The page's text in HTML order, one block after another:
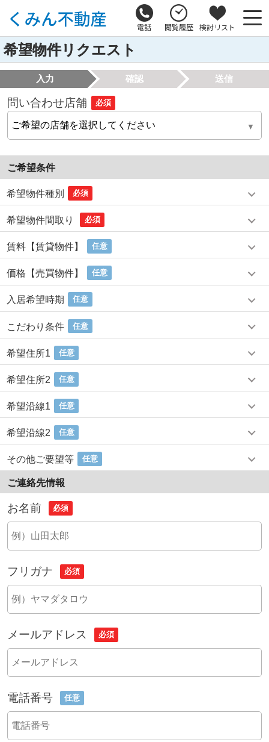
電話 閲覧履歴 検討リスト
希望物件リクエスト
入力 確認 送信
問い合わせ店舗 必須
ご希望条件
希望物件種別 必須
希望物件間取り 必須
賃料【賃貸物件】 任意
価格【売買物件】 任意
入居希望時期 任意
こだわり条件 任意
希望住所1 任意
希望住所2 任意
希望沿線1 任意
希望沿線2 任意
その他ご要望等 任意
ご連絡先情報
お名前 必須
フリガナ 必須
メールアドレス 必須
電話番号 任意